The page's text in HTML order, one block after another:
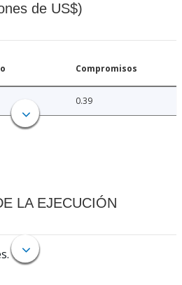
de US$)
Compromisos
0.39
LA EJECUCIÓN